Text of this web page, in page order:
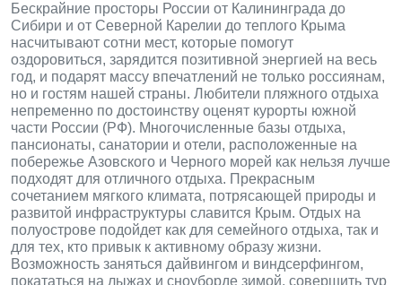
Бескрайние просторы России от Калининграда до
Сибири и от Северной Карелии до теплого Крыма
насчитывают сотни мест, которые помогут
оздоровиться, зарядится позитивной энергией на весь
год, и подарят массу впечатлений не только россиянам,
но и гостям нашей страны. Любители пляжного отдыха
непременно по достоинству оценят курорты южной
части России (РФ). Многочисленные базы отдыха,
пансионаты, санатории и отели, расположенные на
побережье Азовского и Черного морей как нельзя лучше
подходят для отличного отдыха. Прекрасным
сочетанием мягкого климата, потрясающей природы и
развитой инфраструктуры славится Крым. Отдых на
полуострове подойдет как для семейного отдыха, так и
для тех, кто привык к активному образу жизни.
Возможность заняться дайвингом и виндсерфингом,
покататься на лыжах и сноуборде зимой, совершить тур